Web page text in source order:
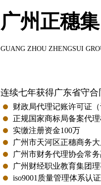
广州正穗
GUANG ZHOU ZHENGSUI
连续七年获得广东省守
财政局代理记账许可证
正规国家商标局备案代
实缴注册资金100万
广州市天河区正穗商务
广州市财务代理协会常
广州财经职业教育集团
iso9001质量管理体系认证